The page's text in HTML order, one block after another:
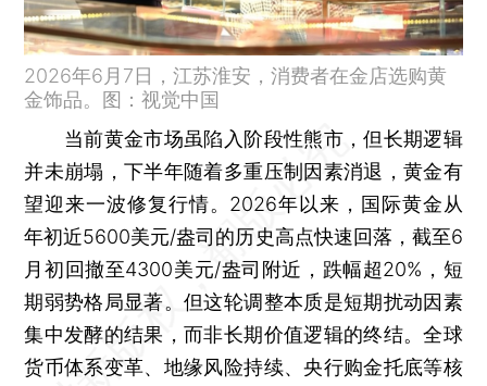
2026年6月7日，江苏淮安，消费者在金店选购黄
金饰品。图：视觉中国
当前黄金市场虽陷入阶段性熊市，但长期逻辑
并未崩塌，下半年随着多重压制因素消退，黄金有
望迎来一波修复行情。2026年以来，国际黄金从
年初近5600美元/盎司的历史高点快速回落，截至6
月初回撤至4300美元/盎司附近，跌幅超20%，短
期弱势格局显著。但这轮调整本质是短期扰动因素
集中发酵的结果，而非长期价值逻辑的终结。全球
货币体系变革、地缘风险持续、央行购金托底等核